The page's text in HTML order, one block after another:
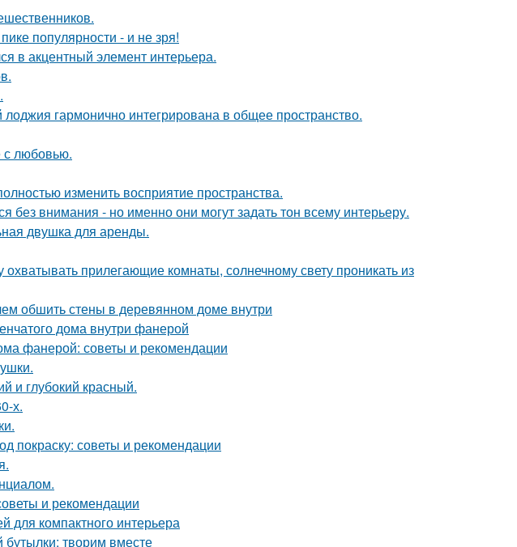
популярности - и не зря!
в акцентный элемент интерьера.
гармонично интегрирована в общее пространство.
с любовью.
изменить восприятие пространства.
без внимания - но именно они могут задать тон всему интерьеру.
двушка для аренды.
охватывать прилегающие комнаты, солнечному свету проникать из
обшить стены в деревянном доме внутри
дома внутри фанерой
фанерой: советы и рекомендации
и глубокий красный.
х.
покраску: советы и рекомендации
и рекомендации
для компактного интерьера
бутылки: творим вместе